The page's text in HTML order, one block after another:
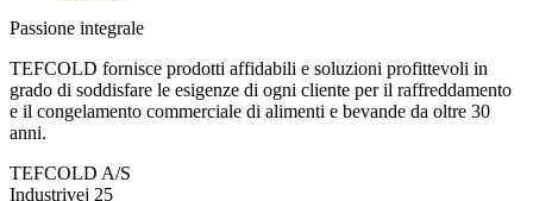
Passione integrale
TEFCOLD fornisce prodotti affidabili e soluzioni profittevoli in
grado di soddisfare le esigenze di ogni cliente per il raffreddamento
e il congelamento commerciale di alimenti e bevande da oltre 30
anni.
TEFCOLD A/S
Industrivej 25